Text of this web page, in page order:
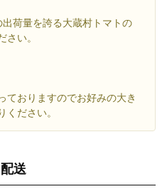
荷量を誇る大蔵村トマトの
さい。
おりますのでお好みの大き
ください。
送